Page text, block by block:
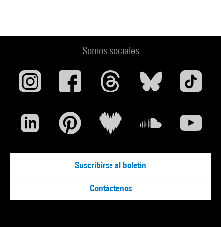
Somos sociales
Suscribirse al boletín
Contáctenos